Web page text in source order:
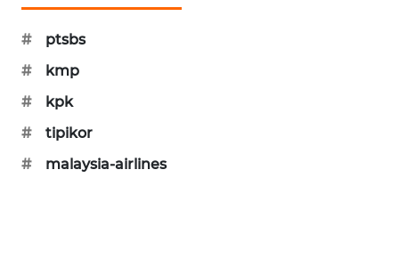
#
ptsbs
#
kmp
#
kpk
#
tipikor
#
malaysia-airlines
WN
SERIBU
WN
TANGERANG
WN